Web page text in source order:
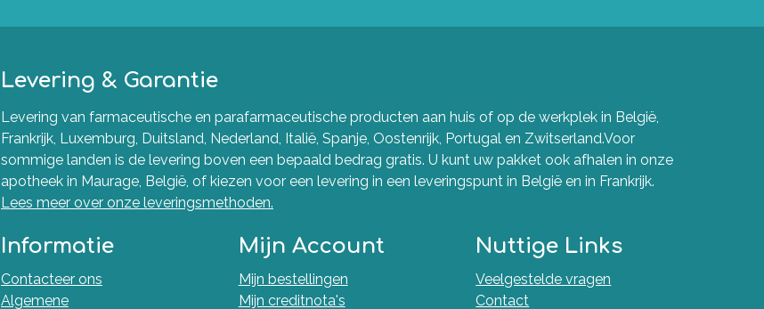
Levering & Garantie
Levering van farmaceutische en parafarmaceutische producten aan huis of op de werkplek in België,
Frankrijk, Luxemburg, Duitsland, Nederland, Italië, Spanje, Oostenrijk, Portugal en Zwitserland.Voor
sommige landen is de levering boven een bepaald bedrag gratis. U kunt uw pakket ook afhalen in onze
apotheek in Maurage, België, of kiezen voor een levering in een leveringspunt in België en in Frankrijk.
Lees meer over onze leveringsmethoden.
Informatie
Contacteer ons
Algemene
Mijn Account
Mijn bestellingen
Mijn creditnota's
Nuttige Links
Veelgestelde vragen
Contact